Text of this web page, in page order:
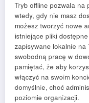
Tryb offline pozwala na
wtedy, gdy nie masz
możesz tworzyć nowe
istniejące pliki
zapisywane lokalnie na
swobodną pracę w
pamiętać, że aby
włączyć na swoim
domyślnie, choć
poziomie organizacji.